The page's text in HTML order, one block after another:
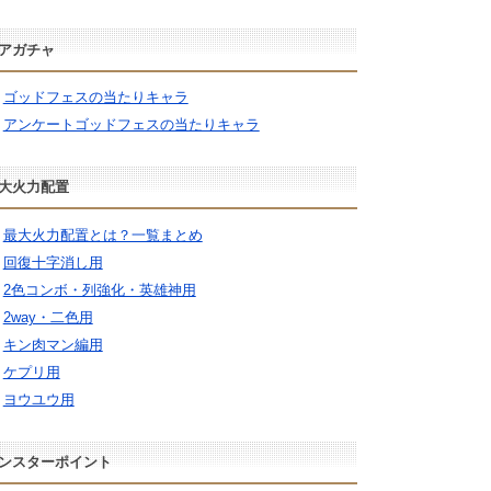
ガチャ
ゴッドフェスの当たりキャラ
アンケートゴッドフェスの当たりキャラ
火力配置
最大火力配置とは？一覧まとめ
回復十字消し用
2色コンボ・列強化・英雄神用
2way・二色用
キン肉マン編用
ケプリ用
ヨウユウ用
スターポイント